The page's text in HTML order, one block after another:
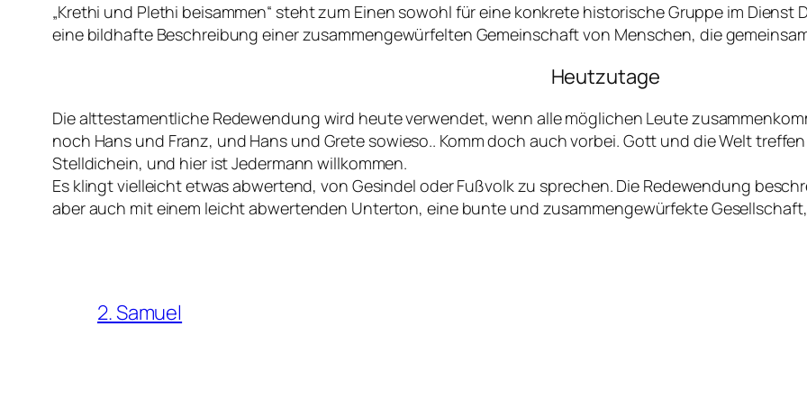
„Krethi und Plethi beisammen“ steht zum Einen sowohl für eine konkrete historische Gruppe im
eine bildhafte Beschreibung einer zusammengewürfelten Gemeinschaft von Menschen, die
Heutzutage
Die alttestamentliche Redewendung wird heute verwendet, wenn alle möglichen Leute
noch Hans und Franz, und Hans und Grete sowieso.. Komm doch auch vorbei. Gott und die Welt
Stelldichein, und hier ist Jedermann willkommen.
Es klingt vielleicht etwas abwertend, von Gesindel oder Fußvolk zu sprechen. Die Redewendung
aber auch mit einem leicht abwertenden Unterton, eine bunte und zusammengewürfekte Gesellschaft,
2. Samuel